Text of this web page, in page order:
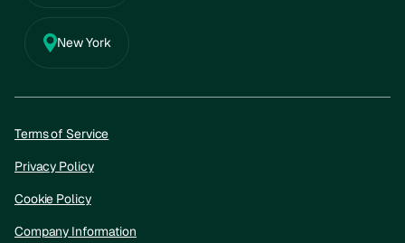
New York
Terms of Service
Privacy Policy
Cookie Policy
Company Information